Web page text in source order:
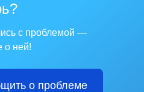
с проблемой —
о ней!
о проблеме